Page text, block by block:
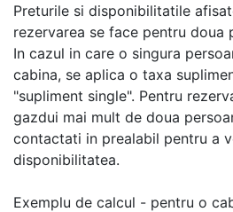
Preturile si disponibilitatile
rezervarea se face pentru doua
In cazul in care o singura
cabina, se aplica o taxa
"supliment single". Pentru
gazdui mai mult de doua
contactati in prealabil pentru a
disponibilitatea.
Exemplu de calcul - pentru o